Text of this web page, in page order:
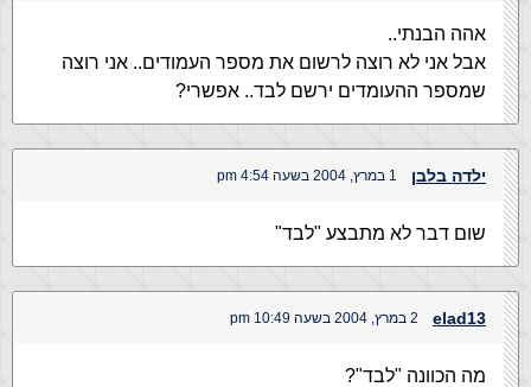
אהה הבנתי..
אבל אני לא רוצה לרשום את מספר העמודים.. אני רוצה
שמספר ההעומדים ירשם לבד.. אפשרי?
ילדה בלבן 1 במרץ, 2004 בשעה 4:54 pm
שום דבר לא מתבצע "לבד"
elad13 2 במרץ, 2004 בשעה 10:49 pm
מה הכוונה "לבד"?